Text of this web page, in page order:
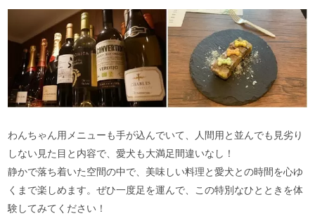
わんちゃん用メニューも手が込んでいて、人間用と並んでも見劣り
しない見た目と内容で、愛犬も大満足間違いなし！
静かで落ち着いた空間の中で、美味しい料理と愛犬との時間を心ゆ
くまで楽しめます。ぜひ一度足を運んで、この特別なひとときを体
験してみてください！